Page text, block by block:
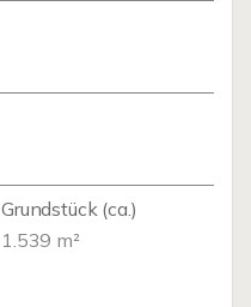
Grundstück(ca.)
1.539 m²